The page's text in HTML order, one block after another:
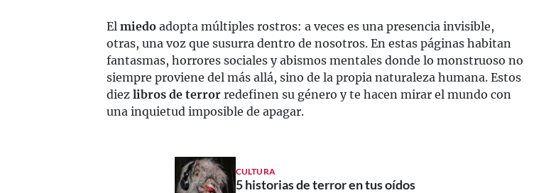
El miedo adopta múltiples rostros: a veces es una presencia invisible,
otras, una voz que susurra dentro de nosotros. En estas páginas habitan
fantasmas, horrores sociales y abismos mentales donde lo monstruoso no
siempre proviene del más allá, sino de la propia naturaleza humana. Estos
diez libros de terror redefinen su género y te hacen mirar el mundo con
una inquietud imposible de apagar.
CULTURA
5 historias de terror en tus oídos